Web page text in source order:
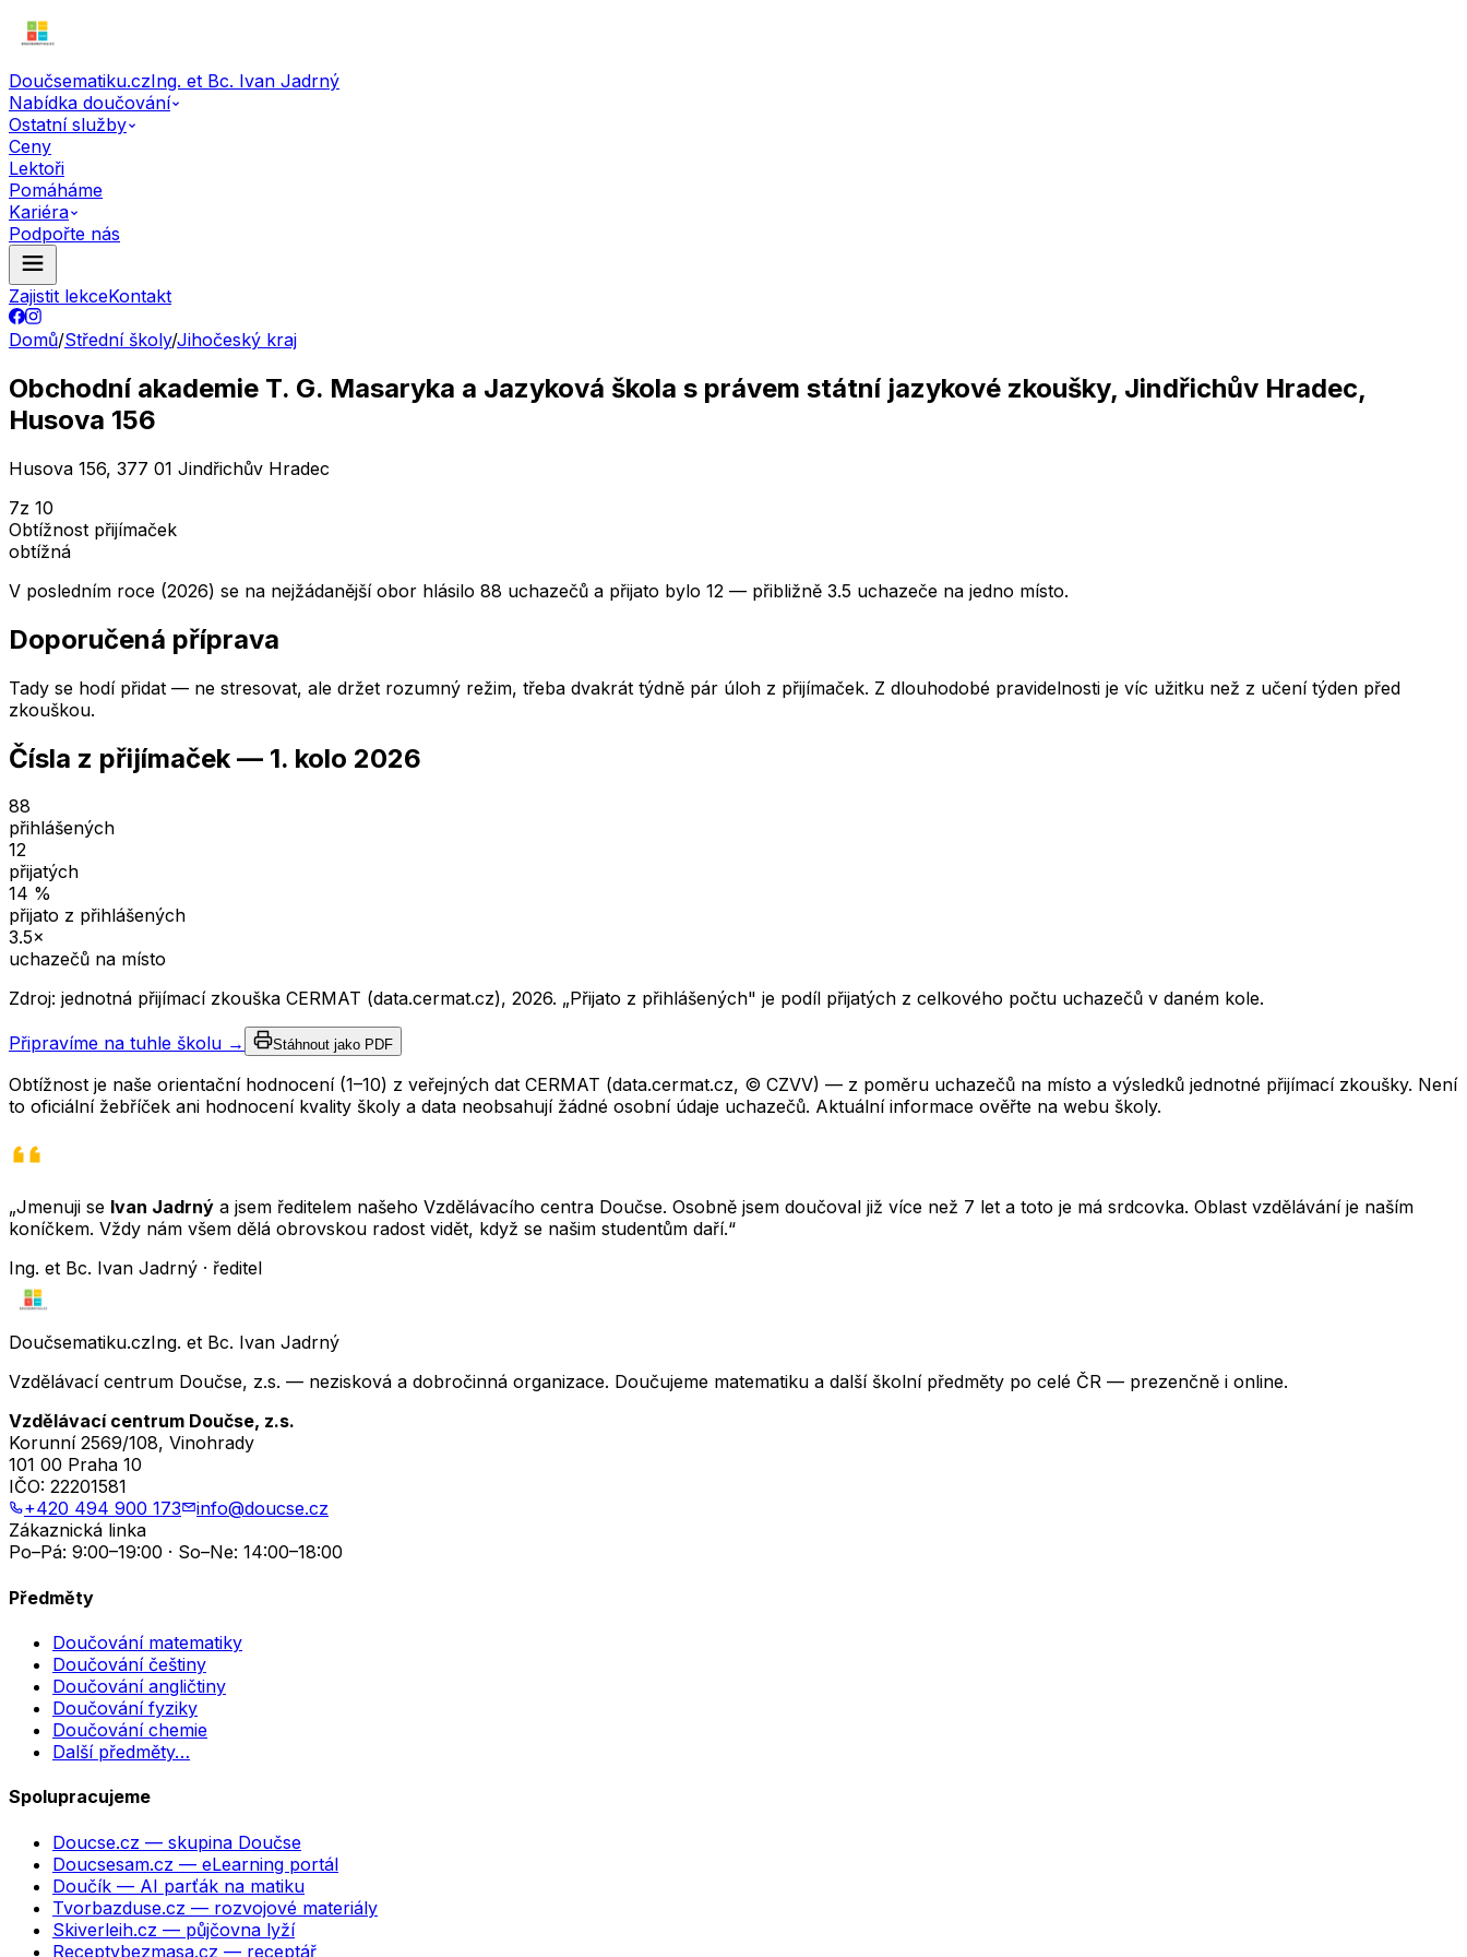
Doučsematiku.czIng. et Bc. Ivan Jadrný
Nabídka doučování
Ostatní služby
Ceny
Lektoři
Pomáháme
Kariéra
Podpořte nás
Zajistit lekceKontakt
Domů/Střední školy/Jihočeský kraj
Obchodní akademie T. G. Masaryka a Jazyková škola s právem státní jazykové zkoušky, Jindřichův Hradec,
Husova 156
Husova 156, 377 01 Jindřichův Hradec
7z 10
Obtížnost přijímaček
obtížná
V posledním roce (2026) se na nejžádanější obor hlásilo 88 uchazečů a přijato bylo 12 — přibližně 3.5 uchazeče na jedno místo.
Doporučená příprava
Tady se hodí přidat — ne stresovat, ale držet rozumný režim, třeba dvakrát týdně pár úloh z přijímaček. Z dlouhodobé pravidelnosti je víc užitku než z učení týden před
zkouškou.
Čísla z přijímaček — 1. kolo 2026
88
přihlášených
12
přijatých
14 %
přijato z přihlášených
3.5×
uchazečů na místo
Zdroj: jednotná přijímací zkouška CERMAT (data.cermat.cz), 2026. „Přijato z přihlášených" je podíl přijatých z celkového počtu uchazečů v daném kole.
Připravíme na tuhle školu → Stáhnout jako PDF
Obtížnost je naše orientační hodnocení (1–10) z veřejných dat CERMAT (data.cermat.cz, © CZVV) — z poměru uchazečů na místo a výsledků jednotné přijímací zkoušky. Není
to oficiální žebříček ani hodnocení kvality školy a data neobsahují žádné osobní údaje uchazečů. Aktuální informace ověřte na webu školy.
„Jmenuji se Ivan Jadrný a jsem ředitelem našeho Vzdělávacího centra Doučse. Osobně jsem doučoval již více než 7 let a toto je má srdcovka. Oblast vzdělávání je naším
koníčkem. Vždy nám všem dělá obrovskou radost vidět, když se našim studentům daří.“
Ing. et Bc. Ivan Jadrný · ředitel
Doučsematiku.czIng. et Bc. Ivan Jadrný
Vzdělávací centrum Doučse, z.s. — nezisková a dobročinná organizace. Doučujeme matematiku a další školní předměty po celé ČR — prezenčně i online.
Vzdělávací centrum Doučse, z.s.
Korunní 2569/108, Vinohrady
101 00 Praha 10
IČO: 22201581
+420 494 900 173
info@doucse.cz
Zákaznická linka
Po–Pá: 9:00–19:00 · So–Ne: 14:00–18:00
Předměty
Doučování matematiky
Doučování češtiny
Doučování angličtiny
Doučování fyziky
Doučování chemie
Další předměty…
Spolupracujeme
Doucse.cz — skupina Doučse
Doucsesam.cz — eLearning portál
Doučík — AI parťák na matiku
Tvorbazduse.cz — rozvojové materiály
Skiverleih.cz — půjčovna lyží
Receptybezmasa.cz — receptář